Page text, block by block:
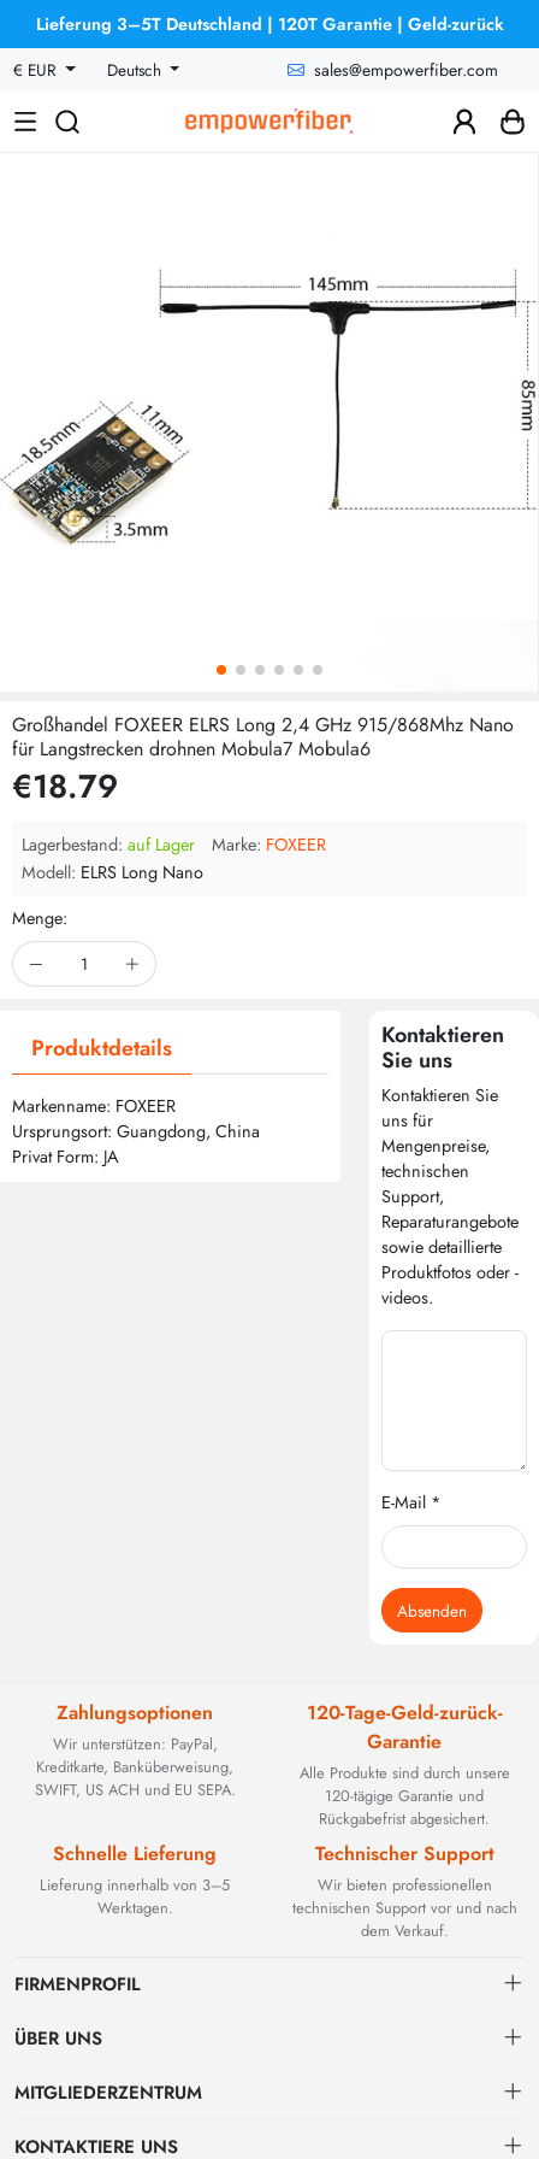
Lieferung 3–5T Deutschland | 120T Garantie | Geld-zurück
€ EUR
Deutsch sales@empowerfiber.com
Großhandel FOXEER ELRS Long 2,4 GHz 915/868Mhz Nano
für Langstrecken drohnen Mobula7 Mobula6
€18.79
Lagerbestand: auf Lager Marke: FOXEER
Modell: ELRS Long Nano
Menge:
Produktdetails
Markenname: FOXEER
Ursprungsort: Guangdong, China
Privat Form: JA
Kontaktieren
Sie uns
Kontaktieren Sie
uns für
Mengenpreise,
technischen
Support,
Reparaturangebote
sowie detaillierte
Produktfotos oder -
videos.
E-Mail *
Absenden
Zahlungsoptionen
Wir unterstützen: PayPal,
Kreditkarte, Banküberweisung,
SWIFT, US ACH und EU SEPA.
120-Tage-Geld-zurück-
Garantie
Alle Produkte sind durch unsere
120-tägige Garantie und
Rückgabefrist abgesichert.
Schnelle Lieferung
Lieferung innerhalb von 3–5
Werktagen.
Technischer Support
Wir bieten professionellen
technischen Support vor und nach
dem Verkauf.
FIRMENPROFIL
BEYOND TECHNOLOGY INTERNATIONAL LIMITED wurde 2002
Glasfaserlösungen. Mit der Weiterentwicklung industrieller Netzwerke
ÜBER UNS
Kontakt
MITGLIEDERZENTRUM
persönliches Zentrum
KONTAKTIERE UNS